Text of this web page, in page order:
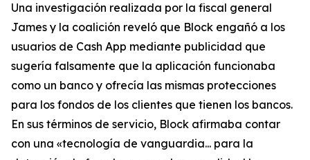
Una investigación realizada por la fiscal general
James y la coalición reveló que Block engañó a los
usuarios de Cash App mediante publicidad que
sugería falsamente que la aplicación funcionaba
como un banco y ofrecía las mismas protecciones
para los fondos de los clientes que tienen los bancos.
En sus términos de servicio, Block afirmaba contar
con una «tecnología de vanguardia... para la